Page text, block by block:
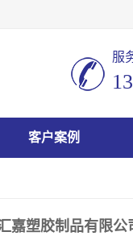
服
客户案例
嘉塑胶制品有限公